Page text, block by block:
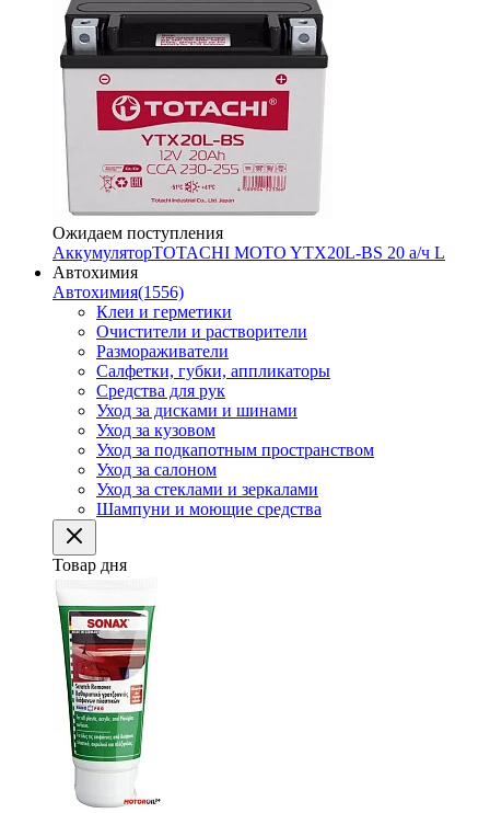
Ожидаем поступления
АккумуляторTOTACHI MOTO YTX20L-BS 20 а/ч L
Автохимия
Автохимия(1556)
Клеи и герметики
Очистители и растворители
Размораживатели
Салфетки, губки, аппликаторы
Средства для рук
Уход за дисками и шинами
Уход за кузовом
Уход за подкапотным пространством
Уход за салоном
Уход за стеклами и зеркалами
Шампуни и моющие средства
Товар дня